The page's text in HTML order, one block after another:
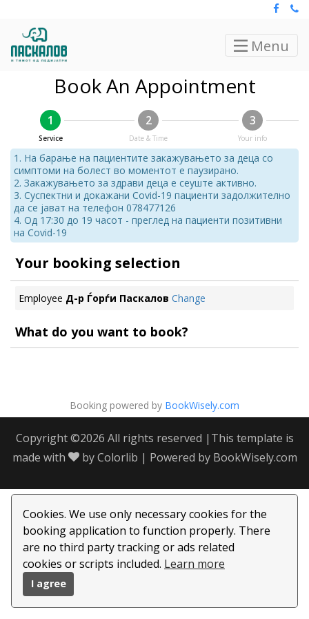
Cookies. We use only necessary cookies for the
booking application to function properly. There
are no third party tracking or ads related
cookies or scripts included. Learn more
I agree
Menu
Book An Appointment
1
Service
2
Date & Time
3
Your info
1. На барање на пациентите закажувањето за деца со
симптоми на болест во моментот е паузирано.
2. Закажувањето за здрави деца е сеуште активно.
3. Суспектни и докажани Covid-19 пациенти задолжително
да се јават на телефон 078477126
4. Од 17:30 до 19 часот - преглед на пациенти позитивни
на Covid-19
Your booking selection
Employee Д-р Ѓорѓи Паскалов Change
What do you want to book?
Booking powered by BookWisely.com
Copyright ©2026 All rights reserved |This template is
made with
byColorlib | Powered by BookWisely.com